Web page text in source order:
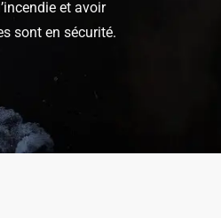
et avoir
sont en sécurité.